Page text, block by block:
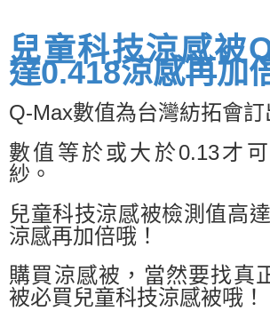
兒童科技涼感被
達0.418涼感再加
Q-Max數值為台灣紡拓會訂
數值等於或大於0.13才
紗。
兒童科技涼感被檢測值高
涼感再加倍哦！
購買涼感被，當然要找真
被必買兒童科技涼感被哦！